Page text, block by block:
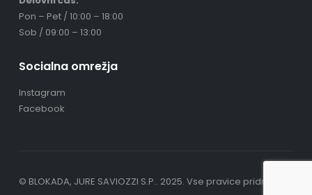
Pon – Pet / 10:00 – 18:00
Sob / 09:00 – 13:00
Socialna omrežja
Instagram
Facebook
© BLOKADA, JURE SAVIOZZI S.P.. 2025. Vse pravice pridržane